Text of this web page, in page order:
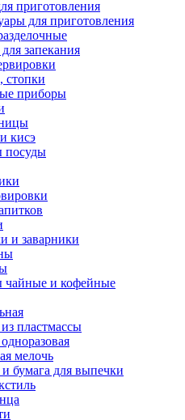
приготовления
для приготовления
запекания
стопки
приборы
кисэ
посуды
и заварники
чайные и кофейные
пластмассы
мелочь
бумага для выпечки